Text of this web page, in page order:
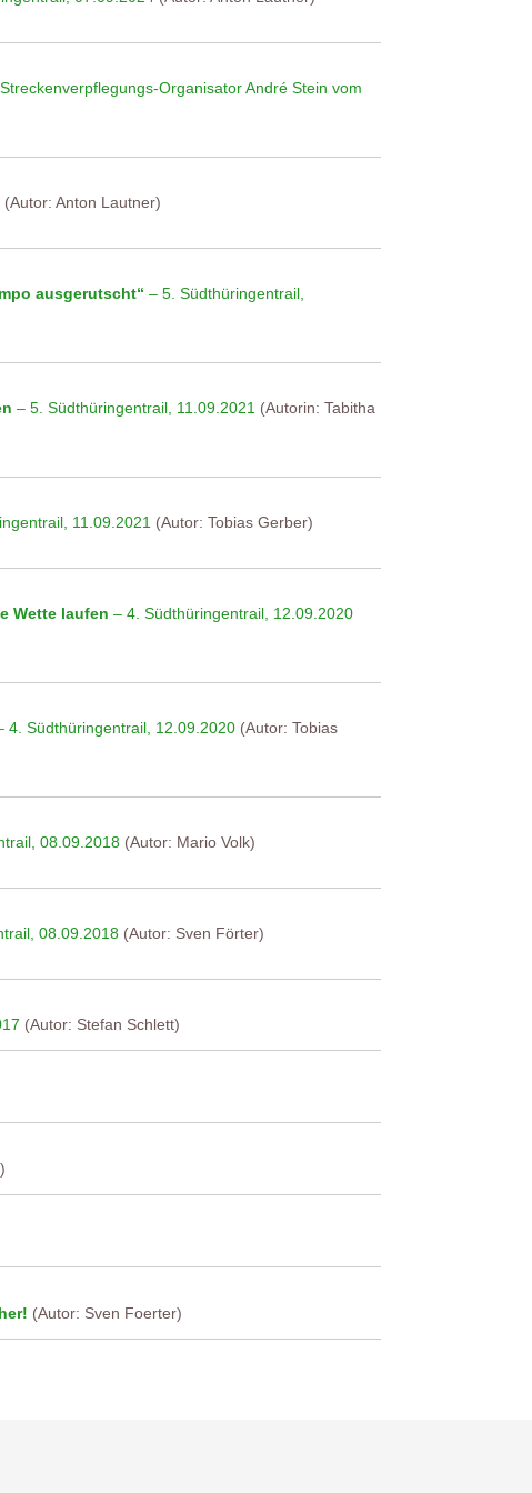
Organisator André Stein vom
(Autor: Anton Lautner)
ausgerutscht“ – 5. Südthüringentrail,
– 5. Südthüringentrail, 11.09.2021 (Autorin: Tabitha
11.09.2021 (Autor: Tobias Gerber)
Wette laufen – 4. Südthüringentrail, 12.09.2020
4. Südthüringentrail, 12.09.2020 (Autor: Tobias
08.09.2018 (Autor: Mario Volk)
08.09.2018 (Autor: Sven Förter)
(Autor: Stefan Schlett)
(Autor: Sven Foerter)